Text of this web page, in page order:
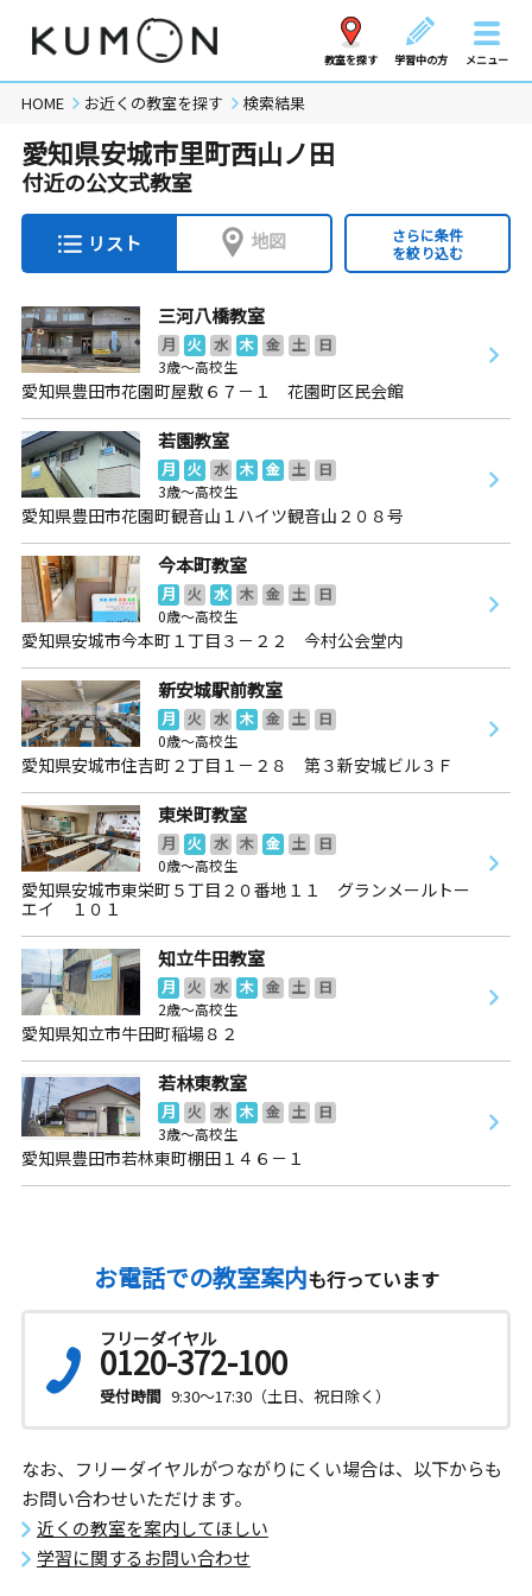
教室を探す 学習中の方 メニュー
HOME お近くの教室を探す 検索結果
愛知県安城市里町西山ノ田
付近の公文式教室
リスト 地図
さらに条件
を絞り込む
三河八橋教室
月 火 水 木 金 土
日
3歳～高校生
愛知県豊田市花園町屋敷６７－１ 花園町区民会館
若園教室
月 火 水 木 金 土
日
3歳～高校生
愛知県豊田市花園町観音山１ハイツ観音山２０８号
今本町教室
月 火 水 木 金 土
日
0歳～高校生
愛知県安城市今本町１丁目３－２２ 今村公会堂内
新安城駅前教室
月 火 水 木 金 土
日
0歳～高校生
愛知県安城市住吉町２丁目１－２８ 第３新安城ビル３Ｆ
東栄町教室
月 火 水 木 金 土
日
0歳～高校生
愛知県安城市東栄町５丁目２０番地１１ グランメールトー
エイ １０１
知立牛田教室
月 火 水 木 金 土
日
2歳～高校生
愛知県知立市牛田町稲場８２
若林東教室
月 火 水 木 金 土
日
3歳～高校生
愛知県豊田市若林東町棚田１４６－１
お電話での教室案内も行っています
フリーダイヤル
0120-372-100
受付時間 9:30～17:30（土日、祝日除く）
なお、フリーダイヤルがつながりにくい場合は、以下からも
お問い合わせいただけます。
近くの教室を案内してほしい
学習に関するお問い合わせ